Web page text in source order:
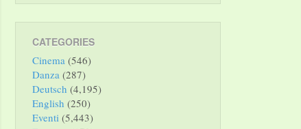
CATEGORIES
Cinema (546)
Danza (287)
Deutsch (4,195)
English (250)
Eventi (5,443)